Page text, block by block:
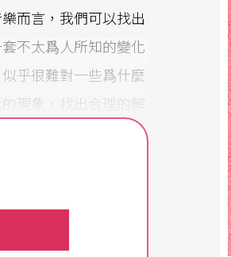
而言，我們可以找出
不太爲人所知的變化
乎很難對一些爲什麼
現象，找出合理的解
提出呼籲及解釋，例
個世紀以來整個人類
上，呈現了何種風